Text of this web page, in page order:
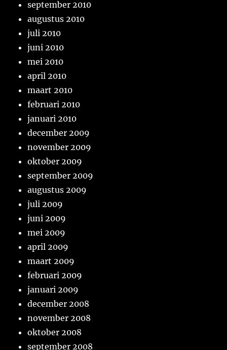
september 2010
augustus 2010
juli 2010
juni 2010
mei 2010
april 2010
maart 2010
februari 2010
januari 2010
december 2009
november 2009
oktober 2009
september 2009
augustus 2009
juli 2009
juni 2009
mei 2009
april 2009
maart 2009
februari 2009
januari 2009
december 2008
november 2008
oktober 2008
september 2008